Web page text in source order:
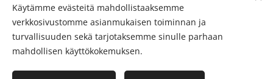
Käytämme evästeitä mahdollistaaksemme
verkkosivustomme asianmukaisen toiminnan ja
turvallisuuden sekä tarjotaksemme sinulle parhaan
mahdollisen käyttökokemuksen.